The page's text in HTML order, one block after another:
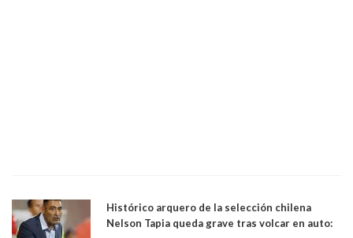
Histórico arquero de la selección chilena
Nelson Tapia queda grave tras volcar en auto: